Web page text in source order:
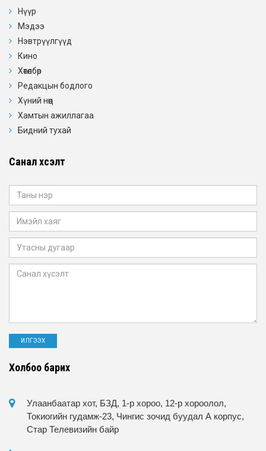
Нүүр
Мэдээ
Нэвтрүүлгүүд
Кино
Хөтөлбөр
Редакцын бодлого
Хүний нөөц
Хамтын ажиллагаа
Бидний тухай
Санал хүсэлт
Холбоо барих
Улаанбаатар хот, БЗД, 1-р хороо, 12-р хороолол,
Токиогийн гудамж-23, Чингис зочид буудал А корпус,
Стар Телевизийн байр